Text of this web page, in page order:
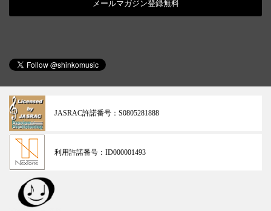
メールマガジン登録無料
JASRAC許諾番号： S0805281888
利用許諾番号： ID000001493